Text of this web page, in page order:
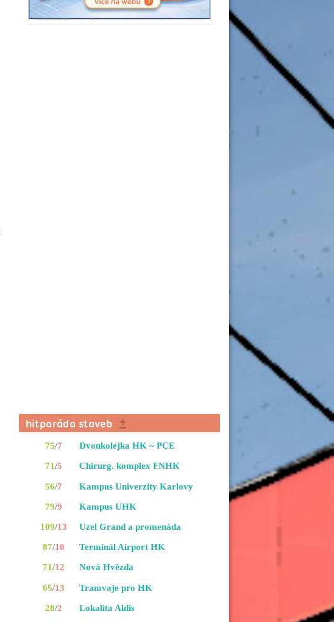
75/7
71/5
56/7
79/9
109/13
87/10
71/12
65/13
28/2
Dvoukolejka HK ~ PCE
Chirurg. komplex FNHK
Kampus Univerzity Karlovy
Kampus UHK
Uzel Grand a promenáda
Terminál Airport HK
Nová Hvězda
Tramvaje pro HK
Lokalita Aldis